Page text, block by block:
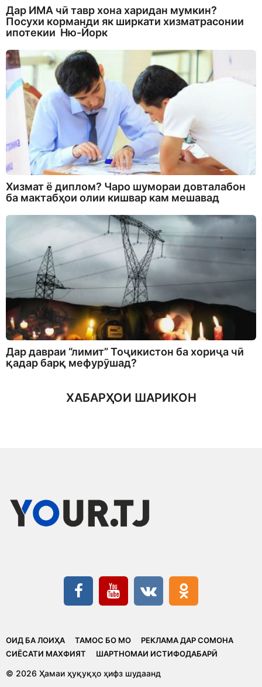
Дар ИМА чӣ тавр хона харидан мумкин?
Посухи корманди як ширкати хизматрасонии
ипотекии Ню-Йорк
Хизмат ё диплом? Чаро шумораи довталабон
ба мактабҳои олии кишвар кам мешавад
Дар давраи “лимит” Тоҷикистон ба хориҷа чӣ
қадар барқ мефурӯшад?
ХАБАРҲОИ ШАРИКОН
ОИД БА ЛОИҲА ТАМОС БО МО
РЕКЛАМА ДАР СОМОНА
CИЁСАТИ МАХФИЯТ
ШАРТНОМАИ ИСТИФОДАБАРӢ
© 2026 Ҳамаи ҳуқуқҳо ҳифз шудаанд